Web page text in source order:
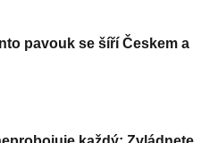
pavouk se šíří Českem a